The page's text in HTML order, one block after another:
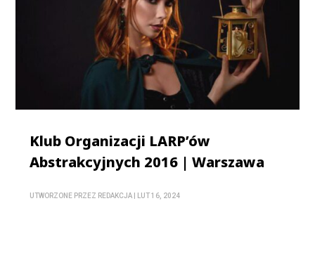
Klub Organizacji LARP’ów
Abstrakcyjnych 2016 | Warszawa
UTWORZONE PRZEZ REDAKCJA LUT 16, 2024